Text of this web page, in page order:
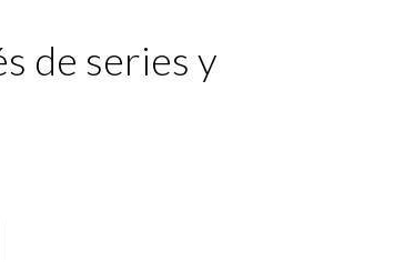
de series y